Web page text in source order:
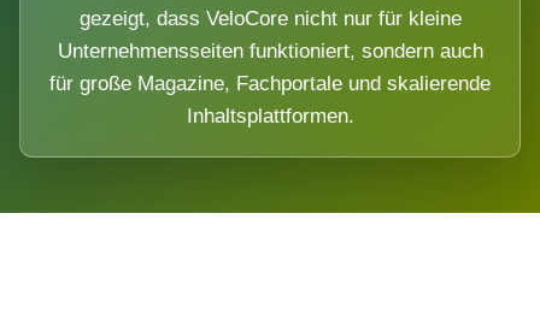
gezeigt, dass VeloCore nicht nur für kleine
Unternehmensseiten funktioniert, sondern auch
für große Magazine, Fachportale und skalierende
Inhaltsplattformen.